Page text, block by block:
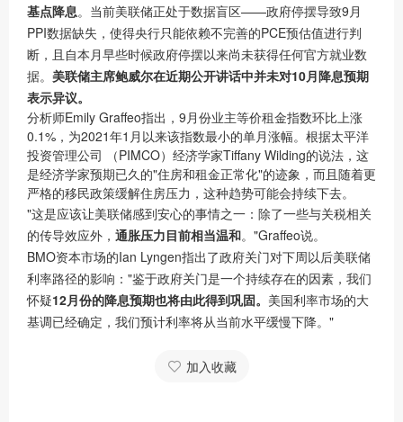
基点降息。当前美联储正处于数据盲区——政府停摆导致9月
PPI数据缺失，使得央行只能依赖不完善的PCE预估值进行判
断，且自本月早些时候政府停摆以来尚未获得任何官方就业数
据。 美联储主席鲍威尔在近期公开讲话中并未对10月降息预期
表示异议。
分析师Emily Graffeo指出，9月份业主等价租金指数环比上涨
0.1%，为2021年1月以来该指数最小的单月涨幅。根据太平洋
投资管理公司 （PIMCO）经济学家Tiffany Wilding的说法，这
是经济学家预期已久的"住房和租金正常化"的迹象，而且随着更
严格的移民政策缓解住房压力，这种趋势可能会持续下去。
"这是应该让美联储感到安心的事情之一：除了一些与关税相关
的传导效应外， 通胀压力目前相当温和。"Graffeo说。
BMO资本市场的Ian Lyngen指出了政府关门对下周以后美联储
利率路径的影响："鉴于政府关门是一个持续存在的因素，我们
怀疑12月份的降息预期也将由此得到巩固。 美国利率市场的大
基调已经确定，我们预计利率将从当前水平缓慢下降。"
加入收藏